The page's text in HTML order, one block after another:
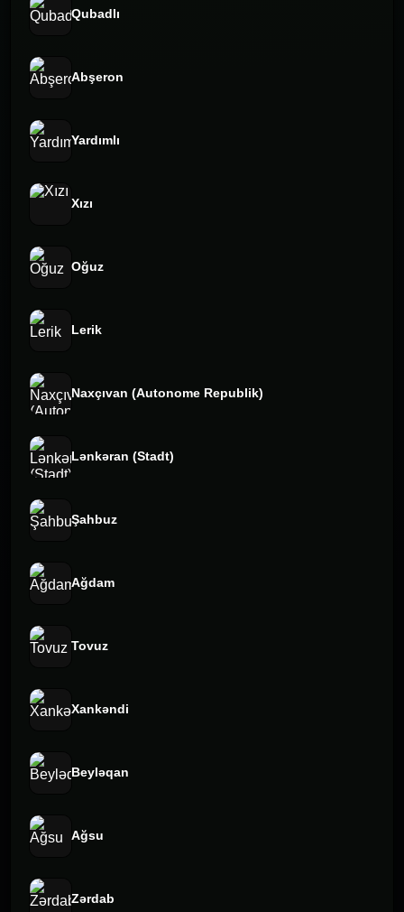
Qubadlı
Abşeron
Yardımlı
Xızı
Oğuz
Lerik
Naxçıvan (Autonome Republik)
Lənkəran (Stadt)
Şahbuz
Ağdam
Tovuz
Xankəndi
Beyləqan
Ağsu
Zərdab